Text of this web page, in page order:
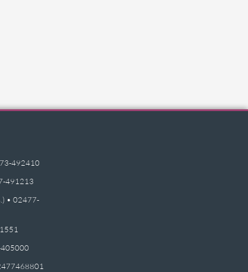
492410
491213
• 02477-
405000